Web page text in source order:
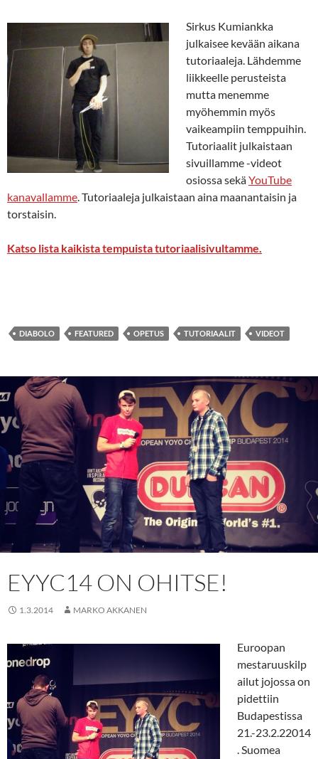
Sirkus Kumiankka
julkaisee kevään aikana
tutoriaaleja. Lähdemme
liikkeelle perusteista
mutta menemme
myöhemmin myös
vaikeampiin temppuihin.
Tutoriaalit julkaistaan
sivuillamme -videot
osiossa sekäYouTube
kanavallamme. Tutoriaaleja julkaistaan aina maanantaisin ja
torstaisin.
Katso lista kaikista tempuista tutoriaalisivultamme.
DIABOLO FEATURED OPETUS TUTORIAALIT VIDEOT
EYYC14 ON OHITSE!
1.3.2014 MARKO AKKANEN
Euroopan
mestaruuskilp
ailut jojossa on
pidettiin
Budapestissa
21.-23.2.22014
. Suomea